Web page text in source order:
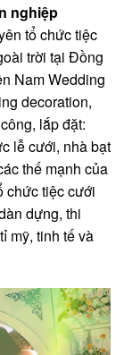
nghiệp
tổ chức tiệc
trời tại Đồng
Nam Wedding
decoration,
lắp đặt:
lễ cưới, nhà bạt
thế mạnh của
chức tiệc cưới
dựng, thi
mỹ, tinh tế và